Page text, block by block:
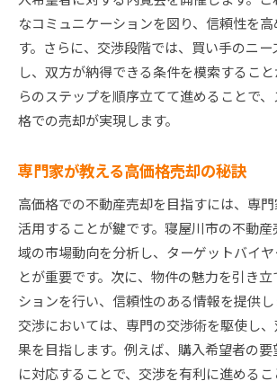
なコミュニケーションを図り、信頼性を
す。さらに、交渉段階では、買い手のニ
し、双方が納得できる条件を模索するこ
らのステップを順序立てて進めることで
格での売却が実現します。
専門家が教える高価格売却の秘訣
高価格での不動産売却を目指すには、専
活用することが鍵です。寝屋川市の不動
域の市場動向を分析し、ターゲットバイ
とが重要です。次に、物件の魅力を引き
ションを行い、信頼性のある情報を提供
交渉においては、専門の交渉術を駆使し
果を目指します。例えば、購入希望者の
に対応することで、交渉を有利に進める